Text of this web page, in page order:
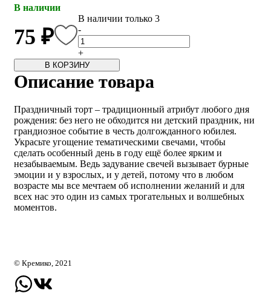
В наличии
75 ₽
В наличии только 3
-
+
В КОРЗИНУ
Описание товара
Праздничный торт – традиционный атрибут любого дня
рождения: без него не обходится ни детский праздник, ни
грандиозное событие в честь долгожданного юбилея.
Украсьте угощение тематическими свечами, чтобы
сделать особенный день в году ещё более ярким и
незабываемым. Ведь задувание свечей вызывает бурные
эмоции и у взрослых, и у детей, потому что в любом
возрасте мы все мечтаем об исполнении желаний и для
всех нас это один из самых трогательных и волшебных
моментов.
© Кремико, 2021